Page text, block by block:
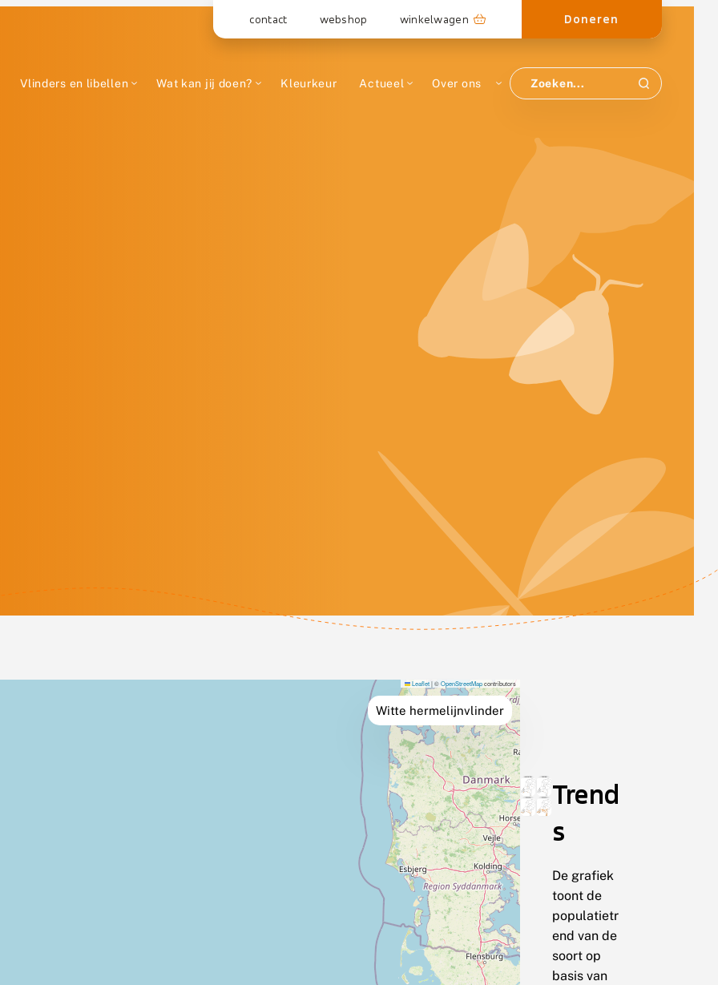
contact webshop winkelwagen Doneren
Vlinders en libellen Wat kan jij doen? Kleurkeur Actueel Over ons
Witte hermelijnvlinder
Leaflet|©OpenStreetMapcontributors
Trend
s
De grafiek
toont de
populatietr
end van de
soort op
basis van